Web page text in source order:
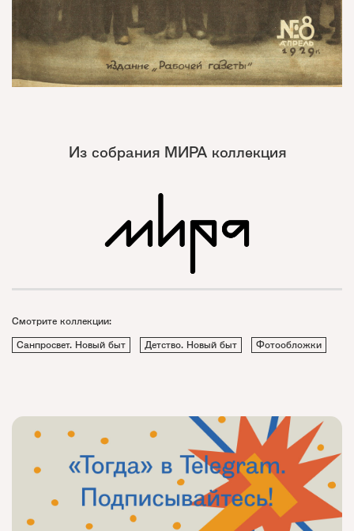
Из собрания МИРА коллекция
Смотрите коллекции:
Санпросвет. Новый быт
Детство. Новый быт Фотообложки